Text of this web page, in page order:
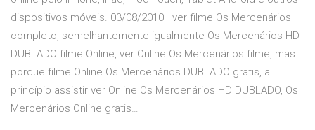
dispositivos móveis. 03/08/2010 · ver filme Os Mercenários
completo, semelhantemente igualmente Os Mercenários HD
DUBLADO filme Online, ver Online Os Mercenários filme, mas
porque filme Online Os Mercenários DUBLADO gratis, a
princípio assistir ver Online Os Mercenários HD DUBLADO, Os
Mercenários Online gratis…